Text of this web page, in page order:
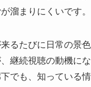
溜まりにくいです。
るたびに日常の景
継続視聴の動機に
でも、知っている